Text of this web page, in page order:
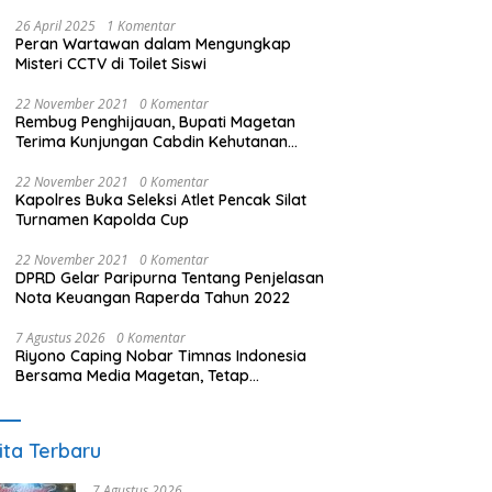
26 April 2025 1 Komentar
Peran Wartawan dalam Mengungkap
Misteri CCTV di Toilet Siswi
22 November 2021 0 Komentar
Rembug Penghijauan, Bupati Magetan
Terima Kunjungan Cabdin Kehutanan
22 November 2021 0 Komentar
Kapolres Buka Seleksi Atlet Pencak Silat
Turnamen Kapolda Cup
22 November 2021 0 Komentar
DPRD Gelar Paripurna Tentang Penjelasan
Nota Keuangan Raperda Tahun 2022
7 Agustus 2026 0 Komentar
Riyono Caping Nobar Timnas Indonesia
Bersama Media Magetan, Tetap
Terbaru